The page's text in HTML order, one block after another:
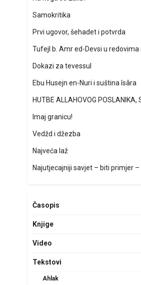
Samokritika
Prvi ugovor, šehadet i potvrda
Tufejl b. Amr ed-Devsi u
Dokazi za tevessul
Ebu Husejn en-Nuri i suština îsâra
HUTBE ALLAHOVOG POSLANIKA,
Imaj granicu!
Vedžd i džezba
Najveća laž
Najutjecajniji savjet – biti primjer –
Časopis
Knjige
Video
Tekstovi
Ahlak